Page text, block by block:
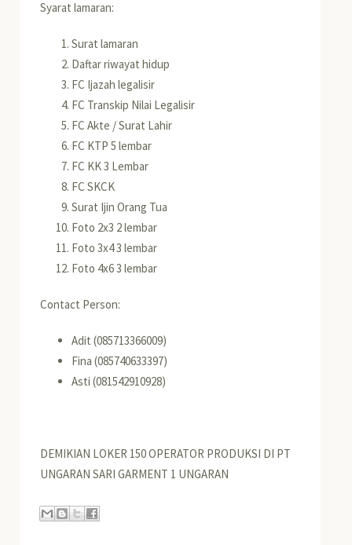
Syarat lamaran:
Surat lamaran
Daftar riwayat hidup
FC Ijazah legalisir
FC Transkip Nilai Legalisir
FC Akte / Surat Lahir
FC KTP 5 lembar
FC KK 3 Lembar
FC SKCK
Surat Ijin Orang Tua
Foto 2x3 2 lembar
Foto 3x4 3 lembar
Foto 4x6 3 lembar
Contact Person:
Adit (085713366009)
Fina (085740633397)
Asti (081542910928)
DEMIKIAN LOKER 150 OPERATOR PRODUKSI DI PT
UNGARAN SARI GARMENT 1 UNGARAN